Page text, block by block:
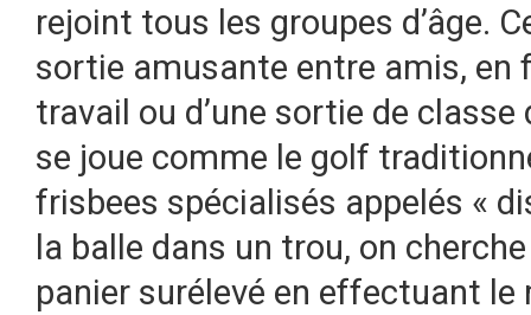
rejoint tous les groupes d’âge.
sortie amusante entre amis, en
travail ou d’une sortie de
se joue comme le golf
frisbees spécialisés appelés «
la balle dans un trou, on
panier surélevé en effectuant